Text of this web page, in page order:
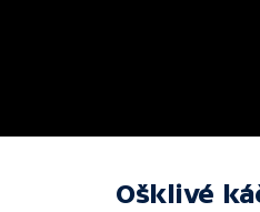
Ošklivé